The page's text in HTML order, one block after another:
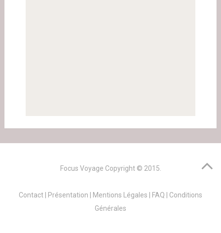
Focus Voyage Copyright © 2015.
Contact Présentation Mentions Légales FAQ
Conditions
Générales